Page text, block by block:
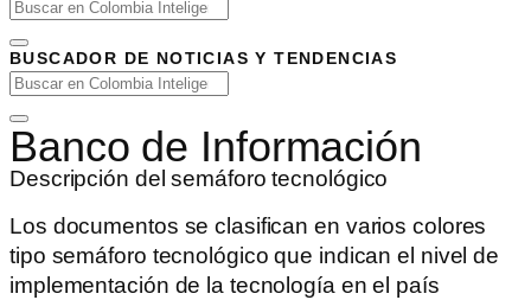
BUSCADOR DE NOTICIAS Y TENDENCIAS
Banco de Información
Descripción del semáforo tecnológico
Los documentos se clasifican en varios colores
tipo semáforo tecnológico que indican el nivel de
implementación de la tecnología en el país